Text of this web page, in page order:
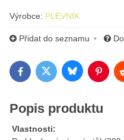
Výrobce: PLEVNIK
Přidat do seznamu
FacebookTwitterBluesky
Popis produktu
Vlastnosti: